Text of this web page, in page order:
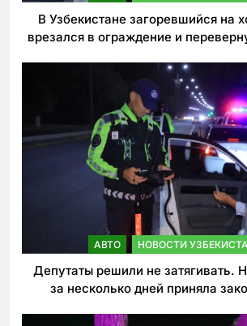
В Узбекистане загоревшийся на
врезался в ограждение и
АВТО НОВОСТИ
Депутаты решили не затягивать.
за несколько дней приняла